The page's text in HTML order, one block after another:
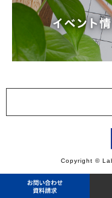
Copyright ©